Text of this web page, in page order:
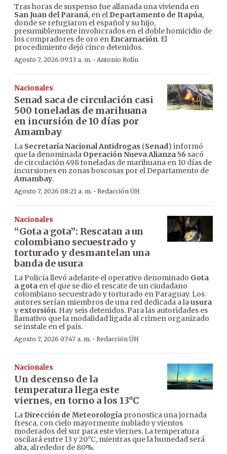
Tras horas de suspenso fue allanada una vivienda en
San Juan del Paraná, en el Departamento de Itapúa,
donde se refugiaron el español y su hijo,
presumiblemente involucrados en el doble homicidio de
los compradores de oro en Encarnación. El
procedimiento dejó cinco detenidos.
Agosto 7, 2026 09:13 a. m. · Antonio Rolín
Nacionales
Senad saca de circulación casi
500 toneladas de marihuana
en incursión de 10 días por
Amambay
La Secretaría Nacional Antidrogas (Senad) informó
que la denominada Operación Nueva Alianza 56 sacó
de circulación 498 toneladas de marihuana en 10 días de
incursiones en zonas boscosas por el Departamento de
Amambay.
Agosto 7, 2026 08:21 a. m. · Redacción ÚH
Nacionales
“Gota a gota”: Rescatan a un
colombiano secuestrado y
torturado y desmantelan una
banda de usura
La Policía llevó adelante el operativo denominado Gota
a gota en el que se dio el rescate de un ciudadano
colombiano secuestrado y torturado en Paraguay. Los
autores serían miembros de una red dedicada a lausura
y extorsión. Hay seis detenidos. Para las autoridades es
llamativo que la modalidad ligada al crimen organizado
se instale en el país.
Agosto 7, 2026 07:47 a. m. · Redacción ÚH
Nacionales
Un descenso de la
temperatura llega este
viernes, en torno a los 13°C
La Dirección de Meteorología pronostica una jornada
fresca, con cielo mayormente nublado y vientos
moderados del sur para este viernes. La temperatura
oscilará entre 13 y 20°C, mientras que la humedad será
alta, alrededor de 80%.